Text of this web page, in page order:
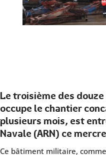
Le troisième des
occupe le chantier
plusieurs mois, est
Navale (ARN) ce
Ce bâtiment militaire,